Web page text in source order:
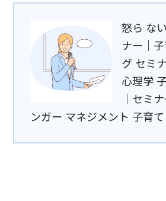
怒ら な
ナー｜
グ セミ
心理学
｜セミ
ンガー マネジメント 子育